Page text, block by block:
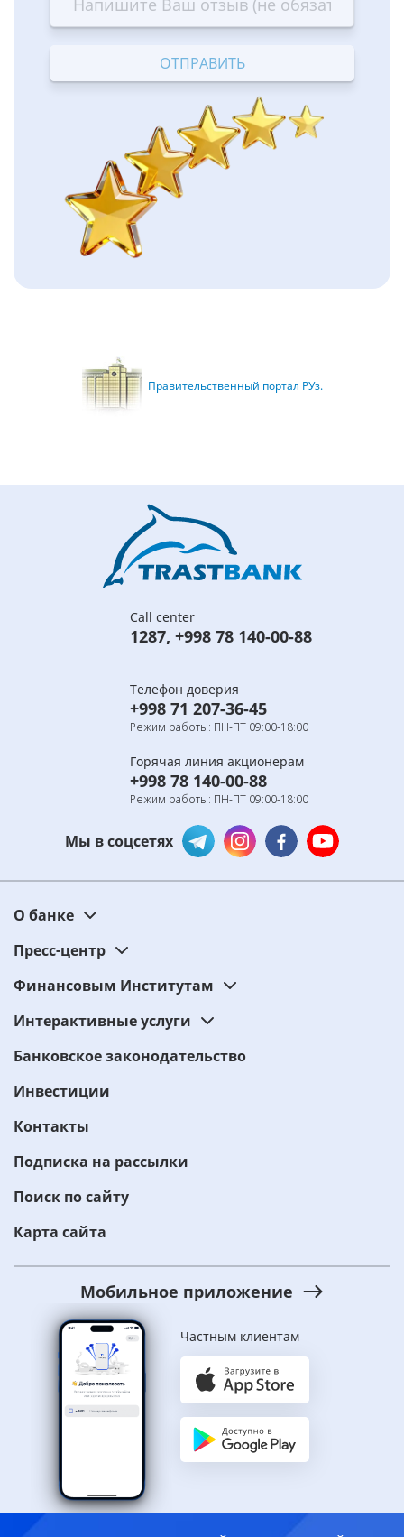
Terrible
—
Bad
—
OK
—
Good
—
Excellent
Правительственный портал РУз.
Call center
1287, +998 78 140-00-88
Телефон доверия
+998 71 207-36-45
Режим работы: ПН-ПТ 09:00-18:00
Горячая линия акционерам
+998 78 140-00-88
Режим работы: ПН-ПТ 09:00-18:00
Мы в соцсетях
О банке
Пресс-центр
Финансовым Институтам
Интерактивные услуги
Банковское законодательство
Инвестиции
Контакты
Подписка на рассылки
Поиск по сайту
Карта сайта
Мобильное приложение
Частным клиентам